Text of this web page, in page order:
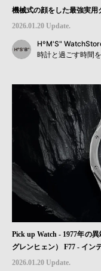
機械式の顔をした最強実
2026.01.20 Update.
HºM'S"
時計と過ごす時間
Pick up Watch - 1977年の
グレンヒェン） F77 - イン
2026.01.20 Update.